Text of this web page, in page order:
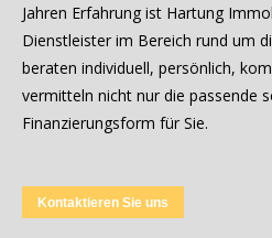
Jahren Erfahrung ist Hartung
Dienstleister im Bereich rund um
beraten individuell, persönlich,
vermitteln nicht nur die passende
Finanzierungsform für Sie.
Kontaktieren Sie uns